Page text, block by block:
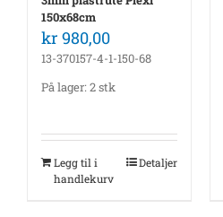
150x68cm
kr 980,00
13-370157-4-1-150-68
På lager: 2 stk
Legg til i
handlekurv
Detaljer